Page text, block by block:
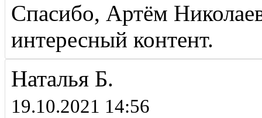
Спасибо, Артём
интересный контент.
Наталья Б.
19.10.2021 14:56